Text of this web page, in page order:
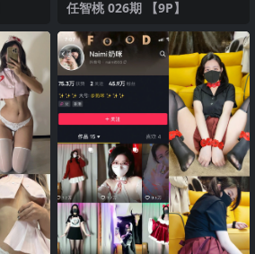
任智桃 026期 【9P】